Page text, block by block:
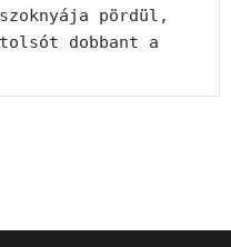
pördül,
dobbant a